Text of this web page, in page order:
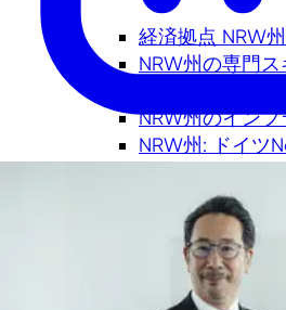
経済拠点 NRW州
NRW州の専門ス
イノベーショ
NRW州のインフ
NRW州: ドイツ